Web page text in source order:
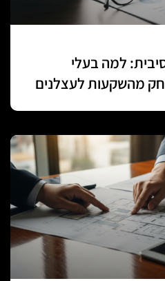
למה בעלי
מהשקעות לעצלנים